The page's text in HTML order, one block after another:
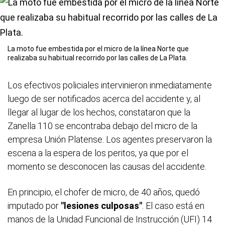
La moto fue embestida por el micro de la línea Norte que
realizaba su habitual recorrido por las calles de La Plata.
Los efectivos policiales intervinieron inmediatamente
luego de ser notificados acerca del accidente y, al
llegar al lugar de los hechos, constataron que la
Zanella 110 se encontraba debajo del micro de la
empresa Unión Platense. Los agentes preservaron la
escena a la espera de los peritos, ya que por el
momento se desconocen las causas del accidente.
En principio, el chofer de micro, de 40 años, quedó
imputado por "lesiones culposas" . El caso está en
manos de la Unidad Funcional de Instrucción (UFI) 14